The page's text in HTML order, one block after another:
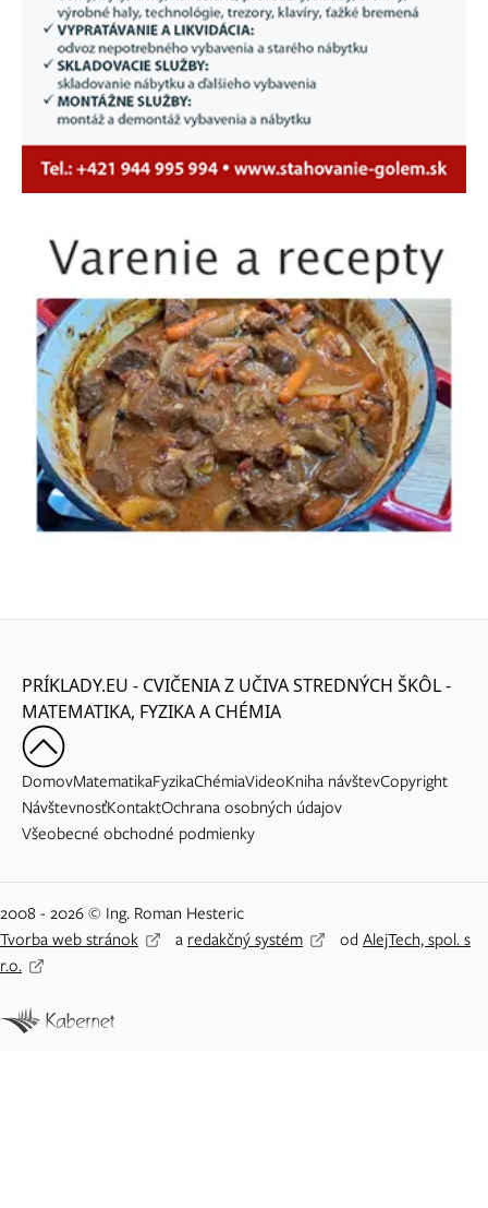
PRÍKLADY.EU - CVIČENIA Z UČIVA STREDNÝCH ŠKÔL -
MATEMATIKA, FYZIKA A CHÉMIA
DomovMatematikaFyzikaChémiaVideoKniha návštevCopyright
NávštevnosťKontaktOchrana osobných údajov
Všeobecné obchodné podmienky
2008 - 2026 © Ing. Roman Hesteric
Tvorba web stránok
aredakčný systém od AlejTech, spol. s
r.o.